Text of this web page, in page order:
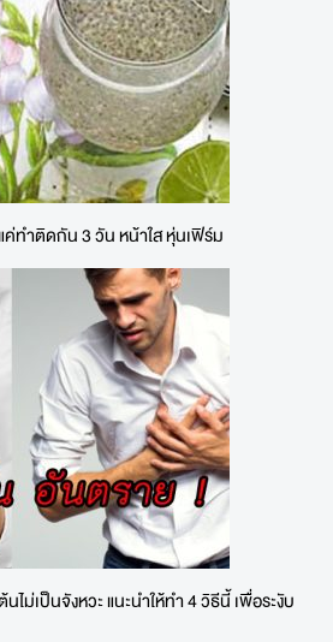
ทำติดกัน 3 วัน หน้าใส หุ่นเฟิร์ม
ม่เป็นจังหวะ แนะนำให้ทำ 4 วิธีนี้ เพื่อระงับ